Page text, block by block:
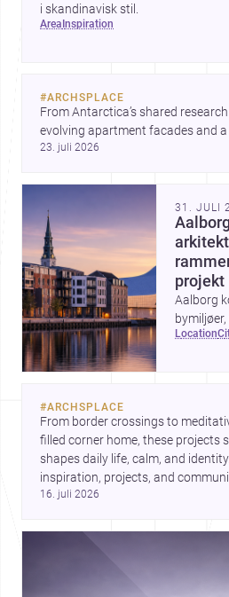
i skandinavisk stil.
area inspiration
#ARCHSPLACE
From Antarctica’s shared
evolving apartment facades and
Amman, these projects show
23. juli 2026
31. JULI
projekt
Aalborg
og en
location
#ARCHSPLACE
From border crossings to
filled corner home, these projects
shapes daily life, calm, and
inspiration, projects, and
16. juli 2026